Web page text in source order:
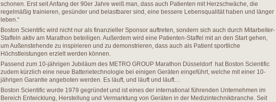
schonen. Erst seit Anfang der 90er Jahre weiß man, dass auch Patienten mit Herzschwäche, die
regelmäßig trainieren, gesünder und belastbarer sind, eine bessere Lebensqualität haben und länger
leben.“
Boston Scientific wird nicht nur als finanzieller Sponsor auftreten, sondern sich auch durch Mitarbeiter-
Staffeln aktiv am Marathon beteiligen. Außerdem wird eine Patienten-Staffel mit an den Start gehen,
um Außenstehende zu inspirieren und zu demonstrieren, dass auch als Patient sportliche
Höchstleistungen erzielt werden können.
Passend zum 10-jährigen Jubiläum des METRO GROUP Marathon Düsseldorf hat Boston Scientific
zudem kürzlich eine neue Batterietechnologie bei einigen Geräten eingeführt, welche mit einer 10-
jährigen Garantie angeboten werden. Es läuft, und läuft und läuft…
Boston Scientific wurde 1979 gegründet und ist eines der international führenden Unternehmen im
Bereich Entwicklung, Herstellung und Vermarktung von Geräten in der Medizintechnikbranche. Seit